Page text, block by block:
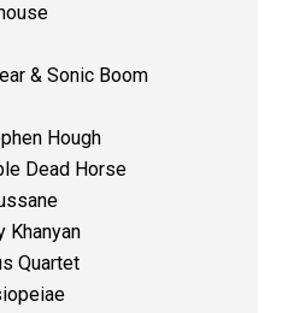
& Sonic Boom
Hough
Dead Horse
Khanyan
Quartet